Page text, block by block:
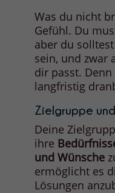
Was du nicht
Gefühl. Du
aber du solltest
sein, und zwar
dir passt.
langfristig
Zielgruppe
Deine
ihre
und Wünsche
ermöglicht es
Lösungen